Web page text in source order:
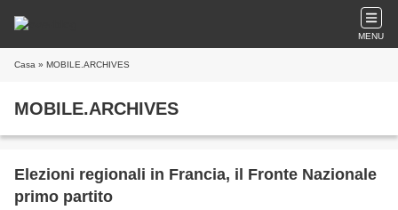
MENU
Casa » MOBILE.ARCHIVES
MOBILE.ARCHIVES
Elezioni regionali in Francia, il Fronte Nazionale
primo partito